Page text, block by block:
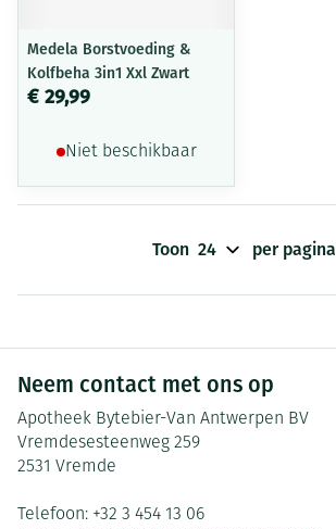
Medela Borstvoeding &
Kolfbeha 3in1 Xxl Zwart
€ 29,99
Niet beschikbaar
Toon per pagina
Neem contact met ons op
Apotheek Bytebier-Van Antwerpen BV
Vremdesesteenweg 259
2531 Vremde
Telefoon: +32 3 454 13 06